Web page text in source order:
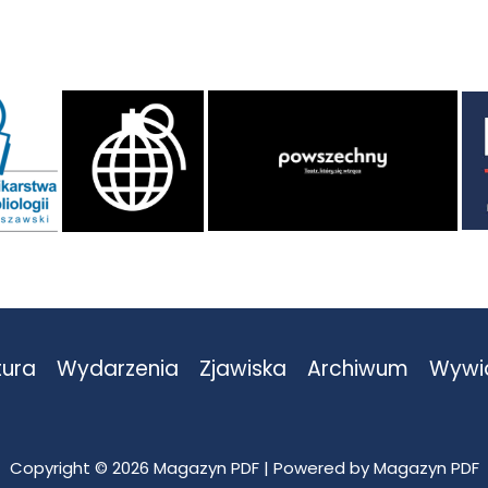
Wydarzenia Zjawiska Archiwum
Copyright © 2026 Magazyn PDF | Powered by Magazyn PDF